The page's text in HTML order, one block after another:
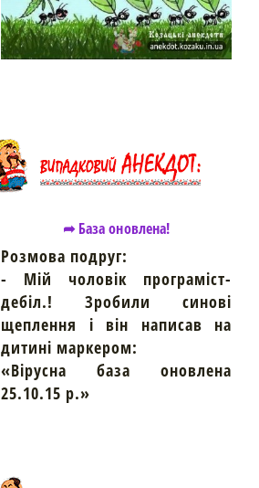
➦ База оновлена!
Розмова подруг:
- Мій чоловік програміст-
дебіл.! Зробили синові
щеплення і він написав на
дитині маркером:
«Вірусна база оновлена
25.10.15 р.»